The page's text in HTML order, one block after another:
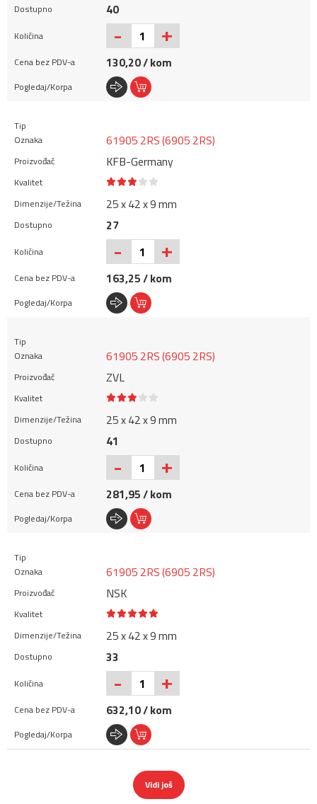
40
- +
130,20 / kom
61905 2RS (6905 2RS)
KFB-Germany
25 x 42 x 9 mm
27
- +
163,25 / kom
61905 2RS (6905 2RS)
ZVL
25 x 42 x 9 mm
41
- +
281,95 / kom
61905 2RS (6905 2RS)
NSK
25 x 42 x 9 mm
33
- +
632,10 / kom
Vidi još